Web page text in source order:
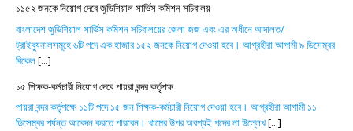
১১৫২ জনকে নিয়োগ দেবে জুডিশিয়াল সার্ভিস কমিশন সচিবালয়
বাংলাদেশ জুডিশিয়াল সার্ভিস কমিশন সচিবালয়ের জেলা জজ এবং এর অধীনে আদালত/
ট্রাইব্যুনালসমূহে ৬টি পদে এক হাজার ১৫২ জনকে নিয়োগ দেওয়া হবে। আগ্রহীরা আগামী ৯ ডিসেম্বর
বিকেল[...]
১৫ শিক্ষক-কর্মচারী নিয়োগ দেবে পায়রা বন্দর কর্তৃপক্ষ
পায়রা বন্দর কর্তৃপক্ষে ১১টি পদে ১৫ জন শিক্ষক-কর্মচারী নিয়োগ দেওয়া হবে। আগ্রহীরা আগামী ১১
ডিসেম্বর পর্যন্ত আবেদন করতে পারবেন। খামের উপর অবশ্যই পদের না উল্লেখ[...]